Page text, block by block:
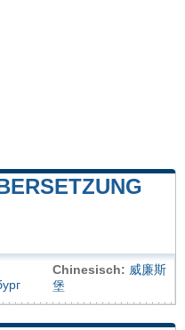
Chinesisch: 威廉斯
堡